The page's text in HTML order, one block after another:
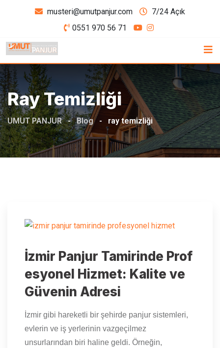
musteri@umutpanjur.com
7/24 Açık
0551 970 56 71
Ray Temizliği
UMUT PANJUR - Blog - ray temizliği
İzmir Panjur Tamirinde Prof
esyonel Hizmet: Kalite ve
Güvenin Adresi
İzmir gibi hareketli bir şehirde panjur sistemleri,
evlerin ve iş yerlerinin vazgeçilmez
unsurlarından biri haline geldi. Örneğin,